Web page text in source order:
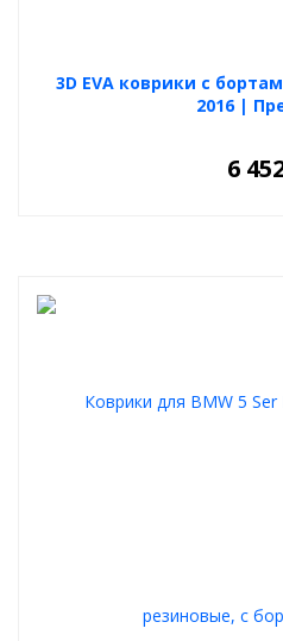
3D EVA коврики с
2016 |
6